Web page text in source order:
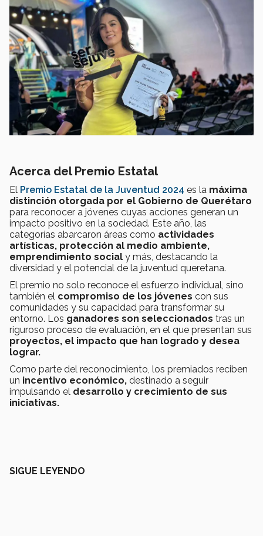
Acerca del Premio Estatal
El Premio Estatal de la Juventud 2024 es la máxima
distinción otorgada por el Gobierno de Querétaro
para reconocer a jóvenes cuyas acciones generan un
impacto positivo en la sociedad. Este año, las
categorías abarcaron áreas como actividades
artísticas, protección al medio ambiente,
emprendimiento social y más, destacando la
diversidad y el potencial de la juventud queretana.
El premio no solo reconoce el esfuerzo individual, sino
también el compromiso de los jóvenes con sus
comunidades y su capacidad para transformar su
entorno. Los ganadores son seleccionados tras un
riguroso proceso de evaluación, en el que presentan sus
proyectos, el impacto que han logrado y desea
lograr.
Como parte del reconocimiento, los premiados reciben
un incentivo económico, destinado a seguir
impulsando el desarrollo y crecimiento de sus
iniciativas.
SIGUE LEYENDO